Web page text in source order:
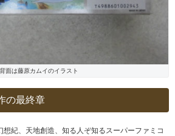
背面は藤原カムイのイラスト
の最終章
想紀、天地創造、知る人ぞ知るスーパーファミコ